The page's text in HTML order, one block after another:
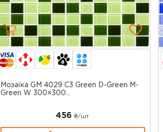
6
Мозаїка GM 4029 C3 Green D-Green M-
Green W 300×300...
456 ₴/шт